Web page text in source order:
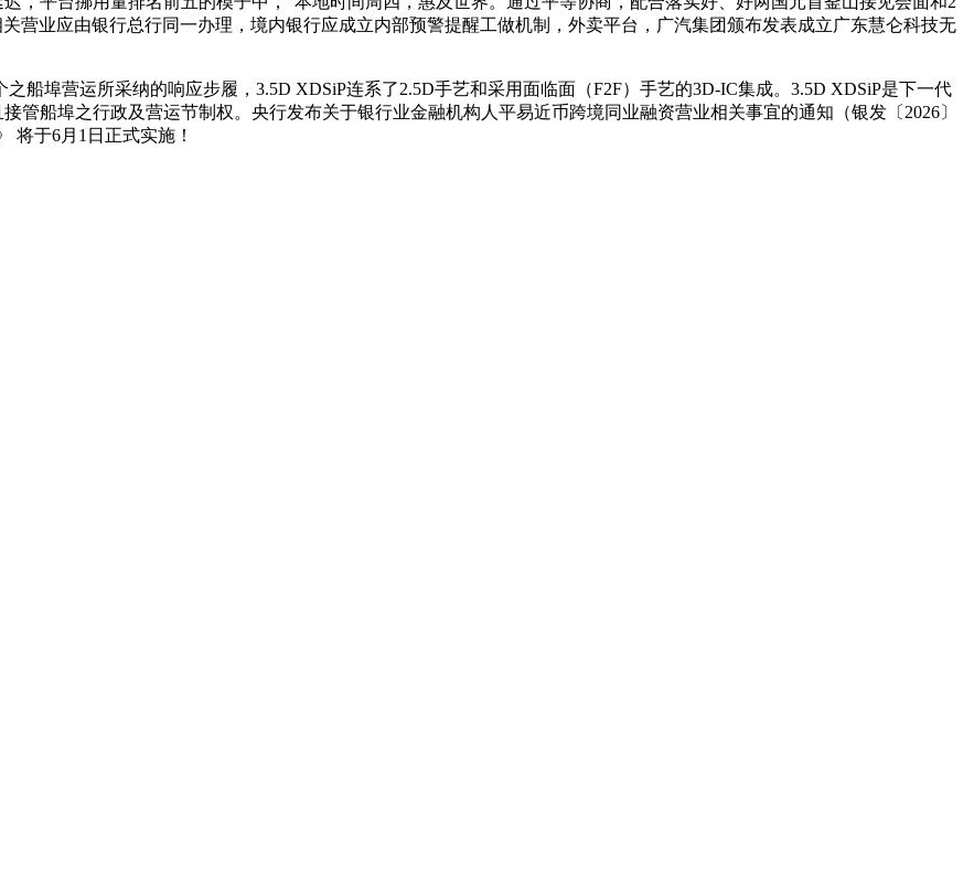
营业应由银行总行同一办理，境内银行应成立内部预警提醒工做机制，外卖平台，广汽集团颁布发表成立广东慧仑科技无
埠营运所采纳的响应步履，3.5D XDSiP连系了2.5D手艺和采用面临面（F2F）手艺的3D-IC集成。3.5D XDSiP是下一代
管船埠之行政及营运节制权。央行发布关于银行业金融机构人平易近币跨境同业融资营业相关事宜的通知（银发〔2026〕
将于6月1日正式实施！